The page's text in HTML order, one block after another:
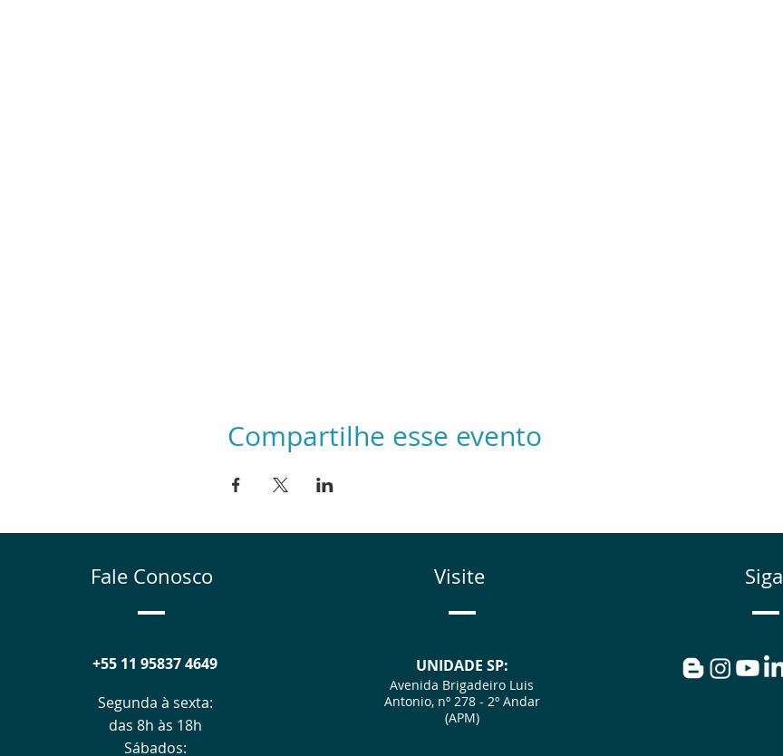
Compartilhe esse evento
Fale Conosco
+55 11 95837 4649
Segunda à sexta:
das 8h às 18h
Sábados:
Visite
UNIDADE SP:
Avenida Brigadeiro Luis
Antonio, nº 278 - 2º Andar
(APM)
Siga